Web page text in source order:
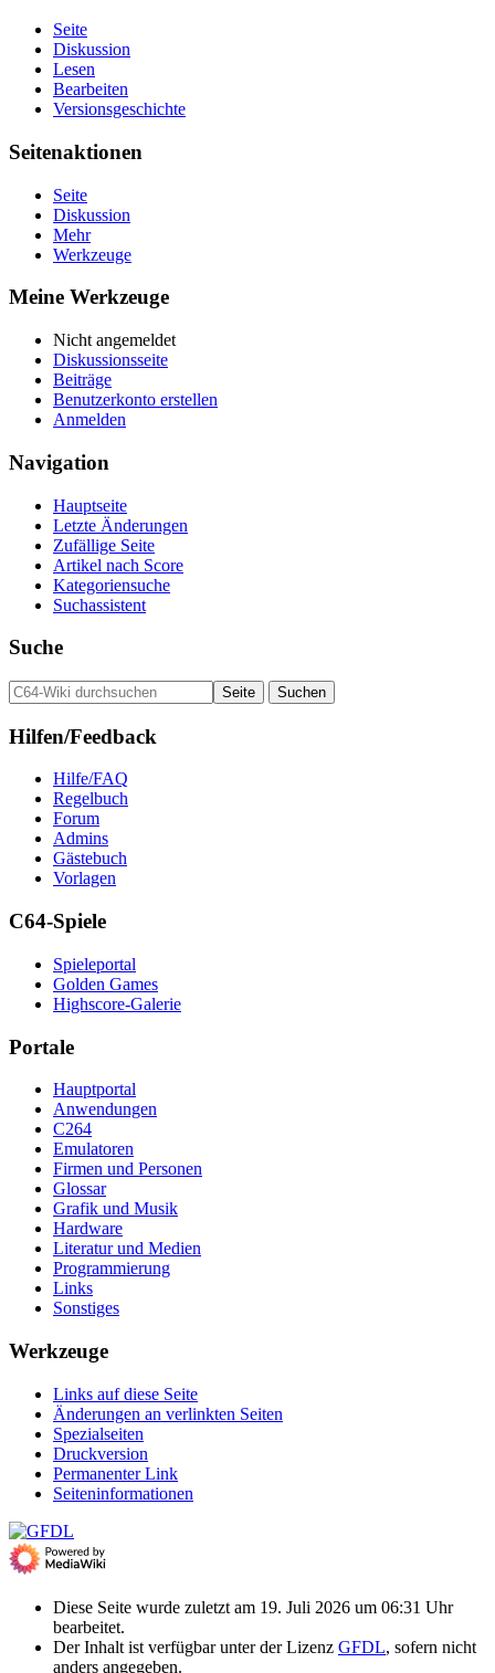
Seite
Diskussion
Lesen
Bearbeiten
Versionsgeschichte
Seitenaktionen
Seite
Diskussion
Mehr
Werkzeuge
Meine Werkzeuge
Nicht angemeldet
Diskussionsseite
Beiträge
Benutzerkonto erstellen
Anmelden
Navigation
Hauptseite
Letzte Änderungen
Zufällige Seite
Artikel nach Score
Kategoriensuche
Suchassistent
Suche
Hilfen/Feedback
Hilfe/FAQ
Regelbuch
Forum
Admins
Gästebuch
Vorlagen
C64-Spiele
Spieleportal
Golden Games
Highscore-Galerie
Portale
Hauptportal
Anwendungen
C264
Emulatoren
Firmen und Personen
Glossar
Grafik und Musik
Hardware
Literatur und Medien
Programmierung
Links
Sonstiges
Werkzeuge
Links auf diese Seite
Änderungen an verlinkten Seiten
Spezialseiten
Druckversion
Permanenter Link
Seiten­­informationen
Diese Seite wurde zuletzt am 19. Juli 2026 um 06:31 Uhr
bearbeitet.
Der Inhalt ist verfügbar unter der Lizenz GFDL, sofern nicht
anders angegeben.